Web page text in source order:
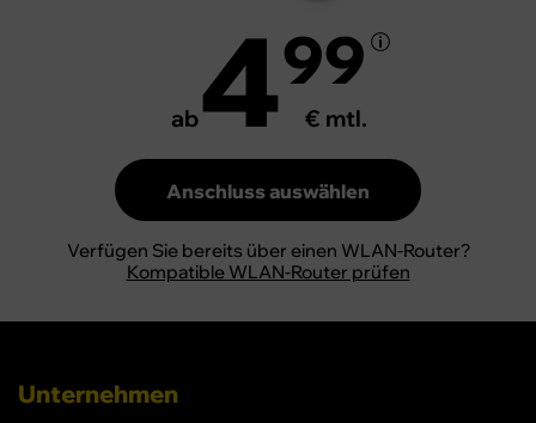
ab499
€ mtl.
Anschluss auswählen
Verfügen Sie bereits über einen WLAN-Router?
Kompatible WLAN-Router prüfen
Unternehmen